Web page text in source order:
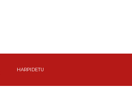
HARPIDETU